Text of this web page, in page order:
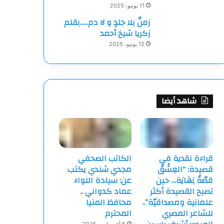
11 يونيو، 2025
زمنٌ بلا جلدٍ و لا دم…..بقلم
زكريا شيخ أحمد
12 يونيو، 2025
شاهد أيضا
قراءة نقدية في
قصيدة: “العِشْقُ
قصّةُ نِهَايَة… حين
تصبح القصيدة أكثر
علمانية ومصداقيّة”..
للشاعر المصري
الكاتب الصحفي
مجدي شندي يكتب
عن: سيادة اللواء
عماد كدواني ..
محافظ المنيا
المحترم